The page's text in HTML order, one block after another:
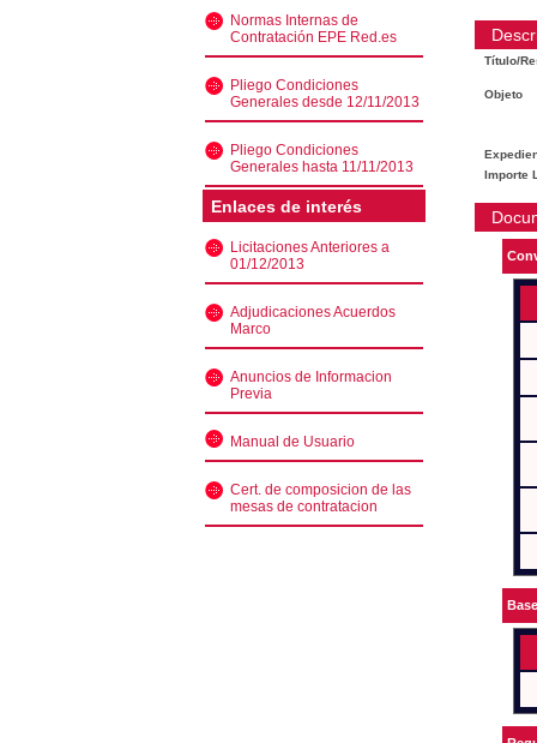
Normas Internas de
Contratación EPE Red.es
Pliego Condiciones
Generales desde 12/11/2013
Pliego Condiciones
Generales hasta 11/11/2013
Enlaces de interés
Licitaciones Anteriores a
01/12/2013
Adjudicaciones Acuerdos
Marco
Anuncios de Informacion
Previa
Manual de Usuario
Cert. de composicion de las
mesas de contratacion
Título/
Objeto
Importe